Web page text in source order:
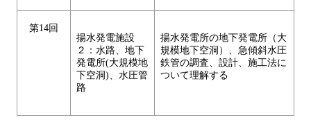
第14回
揚水発電施設
２：水路、地下
発電所(大規模地
下空洞)、水圧管
路
揚水発電所の地下発電所（大
規模地下空洞）、急傾斜水圧
鉄管の調査、設計、施工法に
ついて理解する